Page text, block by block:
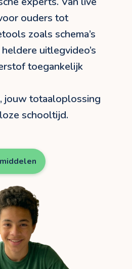
ouders tot
zoals schema’s
uitlegvideo’s
toegankelijk
jouw totaaloplossing
schooltijd.